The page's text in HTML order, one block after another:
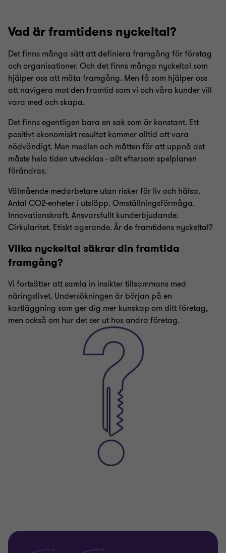
Vad är framtidens nyckeltal?
Det finns många sätt att definiera framgång för företag
och organisationer. Och det finns många nyckeltal som
hjälper oss att mäta framgång. Men få som hjälper oss
att navigera mot den framtid som vi och våra kunder vill
vara med och skapa.
Det finns egentligen bara en sak som är konstant. Ett
positivt ekonomiskt resultat kommer alltid att vara
nödvändigt. Men medlen och måtten för att uppnå det
måste hela tiden utvecklas - allt eftersom spelplanen
förändras.
Välmående medarbetare utan risker för liv och hälsa.
Antal CO2-enheter i utsläpp. Omställningsförmåga.
Innovationskraft. Ansvarsfullt kunderbjudande.
Cirkularitet. Etiskt agerande. Är de framtidens nyckeltal?
Vilka nyckeltal säkrar din framtida
framgång?
Vi fortsätter att samla in insikter tillsammans med
näringslivet. Undersökningen är början på en
kartläggning som ger dig mer kunskap om ditt företag,
men också om hur det ser ut hos andra företag.